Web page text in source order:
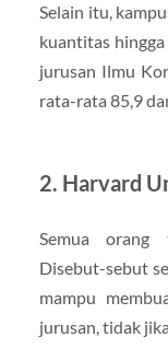
Selain itu,
kuantitas
jurusan Ilmu
rata-rata 85,9
2. Harvard
Semua orang
Disebut-sebut
mampu
jurusan, tidak